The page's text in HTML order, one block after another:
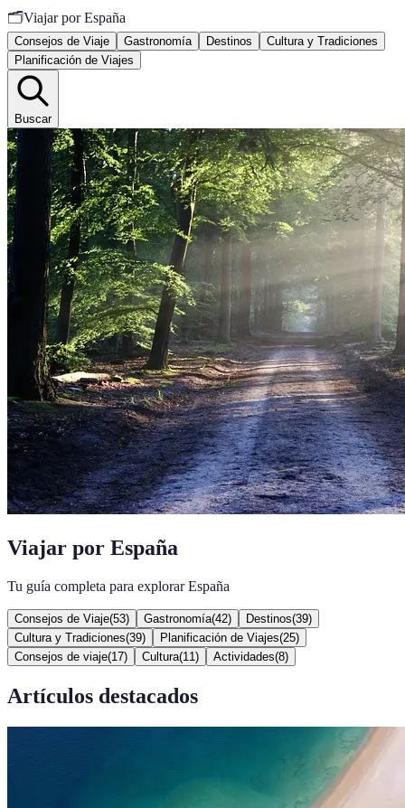
🗂️Viajar por España
Consejos de Viaje Gastronomía Destinos
Cultura y Tradiciones
Planificación de Viajes
Buscar
Viajar por España
Tu guía completa para explorar España
Consejos de Viaje(53) Gastronomía(42) Destinos(39)
Cultura y Tradiciones(39) Planificación de Viajes(25)
Consejos de viaje(17) Cultura(11 ) Actividades(8)
Artículos destacados